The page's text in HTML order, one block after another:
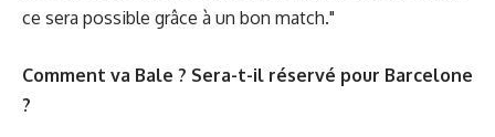
ce sera possible grâce à un bon match."
Comment va Bale ? Sera-t-il réservé pour Barcelone
?